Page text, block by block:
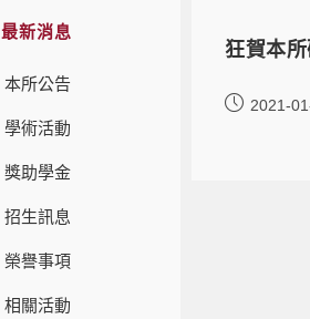
最新消息
本所公告
學術活動
獎助學金
招生訊息
榮譽事項
相關活動
狂賀本
2021-